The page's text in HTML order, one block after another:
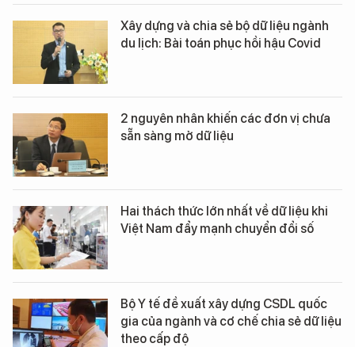
Xây dựng và chia sẻ bộ dữ liệu ngành
du lịch: Bài toán phục hồi hậu Covid
2 nguyên nhân khiến các đơn vị chưa
sẵn sàng mở dữ liệu
Hai thách thức lớn nhất về dữ liệu khi
Việt Nam đẩy mạnh chuyển đổi số
Bộ Y tế đề xuất xây dựng CSDL quốc
gia của ngành và cơ chế chia sẻ dữ liệu
theo cấp độ